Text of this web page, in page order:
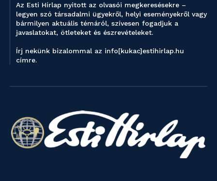
Az Esti Hírlap nyitott az olvasói megkeresésekre –
legyen szó társadalmi ügyekről, helyi eseményekről vagy
bármilyen aktuális témáról, szívesen fogadjuk a
javaslatokat, ötleteket és észrevételeket.
Írj nekünk bizalommal az info[kukac]estihirlap.hu
címre.